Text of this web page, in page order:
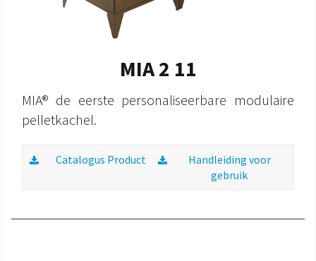
MIA 2 11
MIA® de eerste personaliseerbare modulaire
pelletkachel.
Catalogus Product
Handleiding voor
gebruik